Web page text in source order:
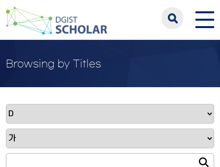
Browsing by Titles